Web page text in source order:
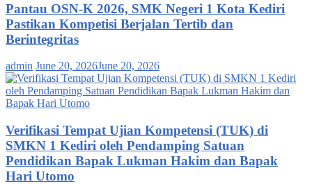
Pantau OSN-K 2026, SMK Negeri 1 Kota Kediri
Pastikan Kompetisi Berjalan Tertib dan
Berintegritas
admin June 20, 2026June 20, 2026
Verifikasi Tempat Ujian Kompetensi (TUK) di
SMKN 1 Kediri oleh Pendamping Satuan
Pendidikan Bapak Lukman Hakim dan Bapak
Hari Utomo